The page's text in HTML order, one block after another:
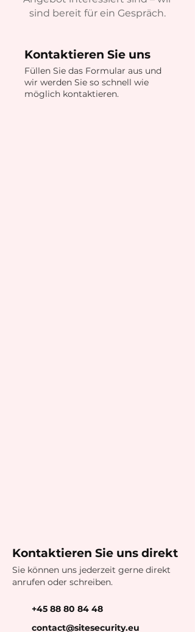
sind bereit für ein Gespräch.
Kontaktieren Sie uns
Füllen Sie das Formular aus und
wir werden Sie so schnell wie
möglich kontaktieren.
Kontaktieren Sie uns direkt
Sie können uns jederzeit gerne direkt
anrufen oder schreiben.
+45 88 80 84 48
contact@sitesecurity.eu